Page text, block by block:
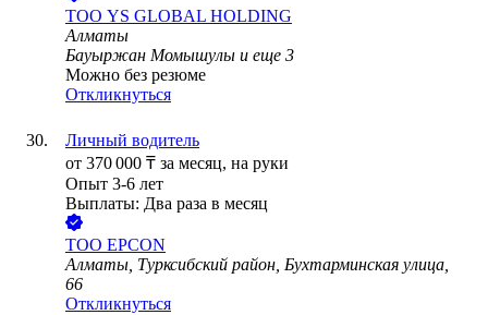
ТОО YS GLOBAL HOLDING
Алматы
Бауыржан Момышулы и еще 3
Можно без резюме
Откликнуться
Личный водитель
от 370 000 ₸ за месяц, на руки
Опыт 3-6 лет
Выплаты: Два раза в месяц
ТОО EPCON
Алматы, Турксибский район, Бухтарминская улица,
66
Откликнуться